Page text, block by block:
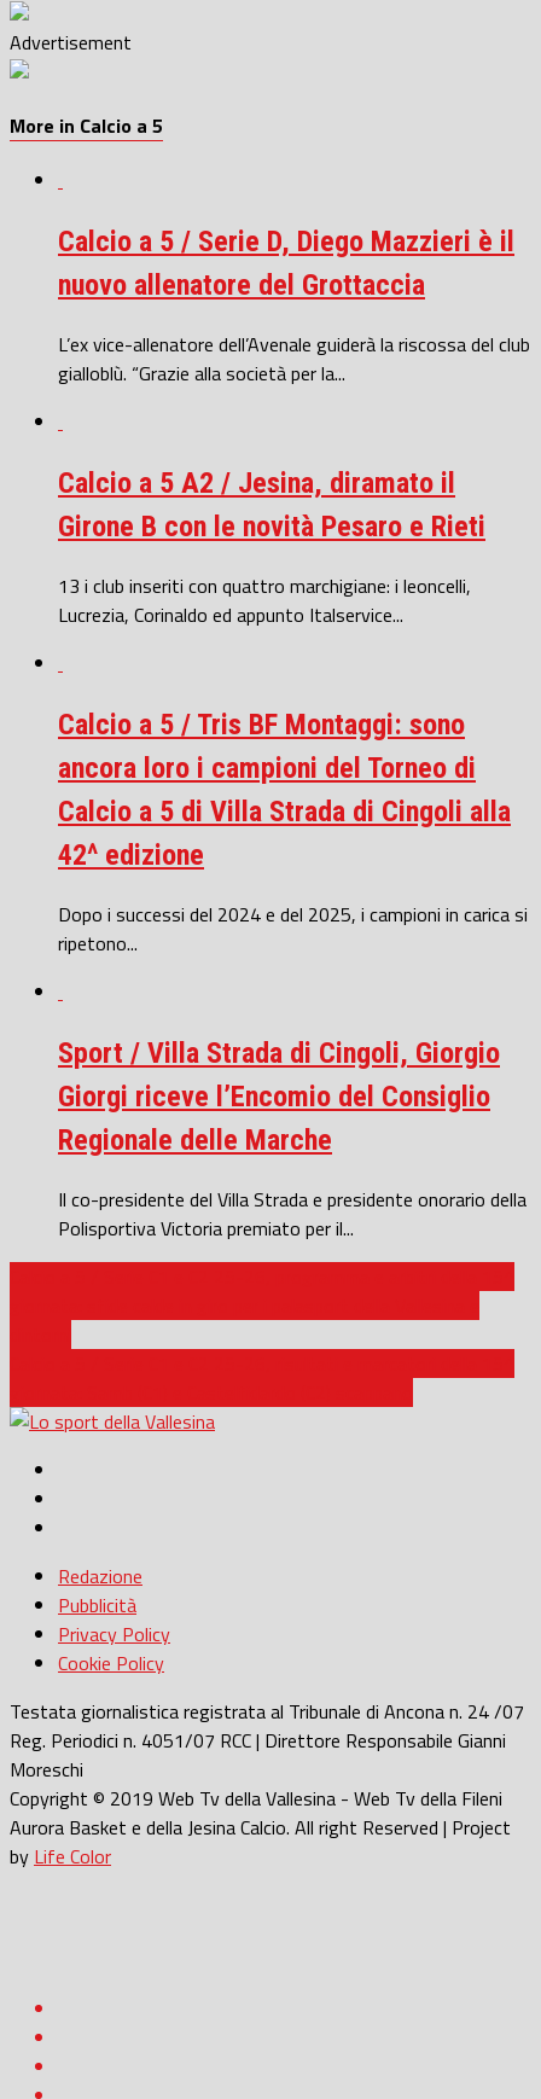
Advertisement
More in Calcio a 5
Calcio a 5 / Serie D, Diego Mazzieri è il
nuovo allenatore del Grottaccia
L’ex vice-allenatore dell’Avenale guiderà la riscossa del club
gialloblù. “Grazie alla società per la...
Calcio a 5 A2 / Jesina, diramato il
Girone B con le novità Pesaro e Rieti
13 i club inseriti con quattro marchigiane: i leoncelli,
Lucrezia, Corinaldo ed appunto Italservice...
Calcio a 5 / Tris BF Montaggi: sono
ancora loro i campioni del Torneo di
Calcio a 5 di Villa Strada di Cingoli alla
42^ edizione
Dopo i successi del 2024 e del 2025, i campioni in carica si
ripetono...
Sport / Villa Strada di Cingoli, Giorgio
Giorgi riceve l’Encomio del Consiglio
Regionale delle Marche
Il co-presidente del Villa Strada e presidente onorario della
Polisportiva Victoria premiato per il...
Redazione
Pubblicità
Privacy Policy
Cookie Policy
Testata giornalistica registrata al Tribunale di Ancona n. 24 /07
Reg. Periodici n. 4051/07 RCC | Direttore Responsabile Gianni
Moreschi
Copyright © 2019 Web Tv della Vallesina - Web Tv della Fileni
Aurora Basket e della Jesina Calcio. All right Reserved | Project
by Life Color